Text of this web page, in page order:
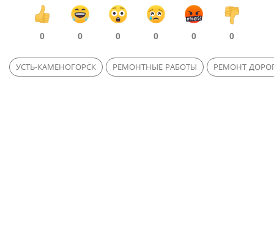
0 0 0 0 0 0
УСТЬ-КАМЕНОГОРСК РЕМОНТНЫЕ РАБОТЫ РЕМОНТ